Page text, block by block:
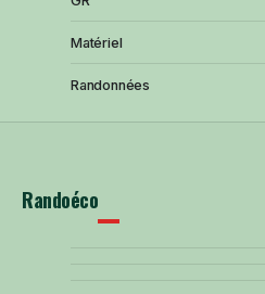
Matériel
Randonnées
Randoéco